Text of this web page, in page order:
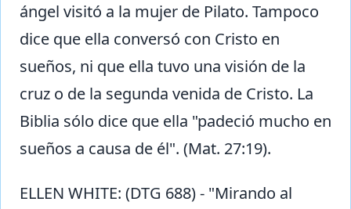
ángel visitó a la mujer de Pilato. Tampoco
dice que ella conversó con Cristo en
sueños, ni que ella tuvo una visión de la
cruz o de la segunda venida de Cristo. La
Biblia sólo dice que ella "padeció mucho en
sueños a causa de él". (Mat. 27:19).
ELLEN WHITE: (DTG 688) - "Mirando al